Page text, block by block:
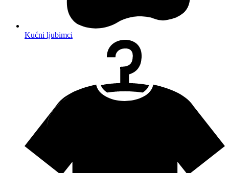
Kućni ljubimci